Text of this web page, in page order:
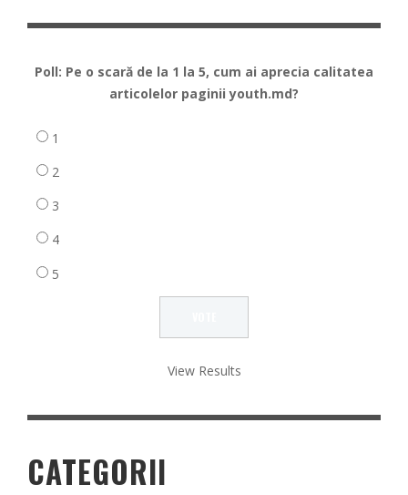
Poll: Pe o scară de la 1 la 5, cum ai aprecia calitatea
articolelor paginii youth.md?
1
2
3
4
5
View Results
CATEGORII